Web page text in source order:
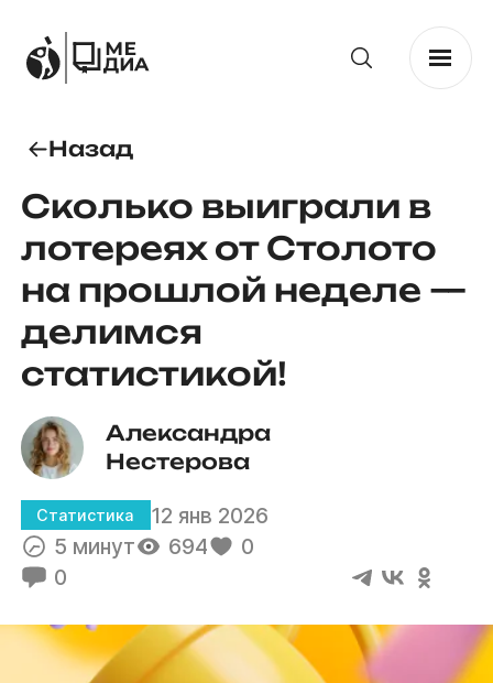
Назад
Сколько выиграли в
лотереях от Столото
на прошлой неделе —
делимся
статистикой!
Александра
Нестерова
Статистика
12 янв 2026
5 минут
694
0
0